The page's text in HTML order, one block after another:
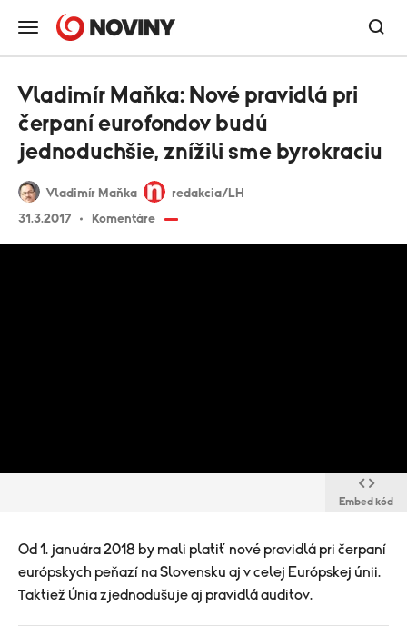
Vladimír Maňka
redakcia/LH
31.3.2017
Komentáre
Vladimír Maňka: Nové pravidlá pri
čerpaní eurofondov budú
jednoduchšie, znížili sme byrokraciu
Embed kód
Od 1. januára 2018 by mali platiť nové pravidlá pri čerpaní
európskych peňazí na Slovensku aj v celej Európskej únii.
Taktiež Únia zjednodušuje aj pravidlá auditov.